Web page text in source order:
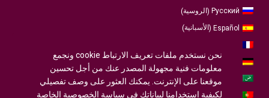
Русский
(الروسية)
Español
(الأسبانية)
Deutsch
( الألمانية
Português
( البرتغالية ، البرتغال)
نحن نستخدم ملفات تعريف الارتباط cookie ونجمع
معلومات فنية مجهولة المصدر عنك من أجل تحسين
موقعنا على الإنترنت. يمكنك العثور على وصف تفصيلي
لكيفية استخدامنا لبياناتك في سياسة الخصوصية الخاصة